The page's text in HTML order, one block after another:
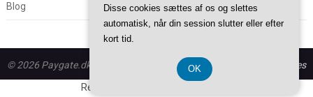
Blog
© 2026 Paygate.dk - WordPress theme bySuperb WordPress Themes
Registreringsnummer 374 077 39
Disse cookies sættes af os og slettes
automatisk, når din session slutter eller efter
kort tid.
OK